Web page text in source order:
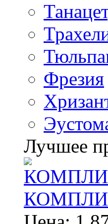
Фрезия
Лучшее